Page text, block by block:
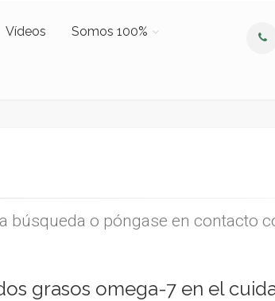
Vídeos Somos 100%
búsqueda o póngase en contacto
grasos omega-7 en el